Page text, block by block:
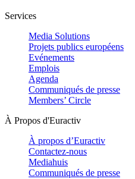
Services
Media Solutions
Projets publics européens
Evénements
Emplois
Agenda
Communiqués de presse
Members’ Circle
À Propos d'Euractiv
À propos d’Euractiv
Contactez-nous
Mediahuis
Communiqués de presse